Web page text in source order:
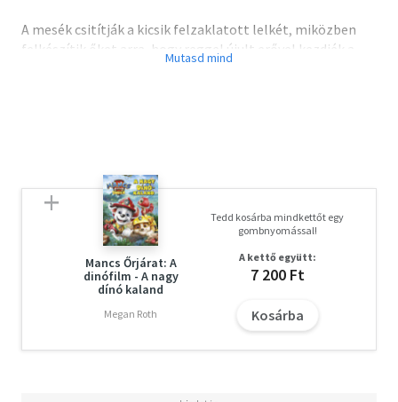
A mesék csitítják a kicsik felzaklatott lelkét, miközben
felkészítik őket arra, hogy reggel újult erővel kezdjék a
napot. A barátságos és együttérzéssel teli történetek arra
sorozatának elsöprő sikere ihlette.
Mancs Őrjárat: A
dinófilm - A nagy
dínó kaland
Megan Roth
Tedd kosárba mindkettőt egy
gombnyomással!
A kettő együtt:
7 200 Ft
Kosárba